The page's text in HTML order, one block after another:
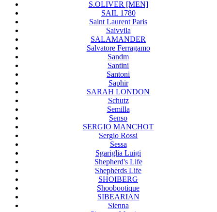
S.OLIVER [MEN]
SAIL 1780
Saint Laurent Paris
Saivvila
SALAMANDER
Salvatore Ferragamo
Sandm
Santini
Santoni
Saphir
SARAH LONDON
Schutz
Semilla
Senso
SERGIO MANCHOT
Sergio Rossi
Sessa
Sgariglia Luigi
Shepherd's Life
Shepherds Life
SHOIBERG
Shoobootique
SIBEARIAN
Sienna